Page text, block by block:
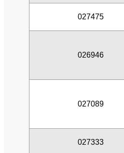
027475
026946
027089
027333